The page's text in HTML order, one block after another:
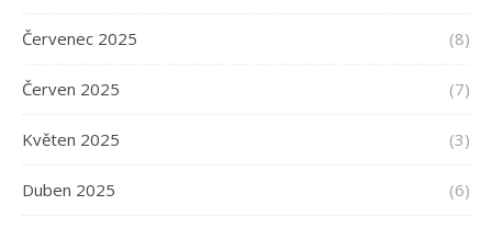
Červenec 2025 (8)
Červen 2025 (7)
Květen 2025 (3)
Duben 2025 (6)